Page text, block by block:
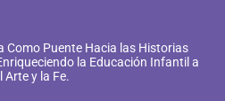
Como Puente Hacia las Historias
la Educación Infantil a
Arte y la Fe.